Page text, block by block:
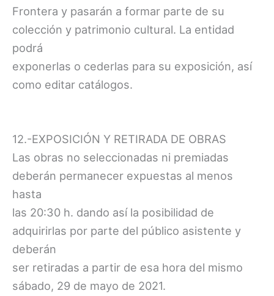
Frontera y pasarán a formar parte de su
colección y patrimonio cultural. La entidad
podrá
exponerlas o cederlas para su exposición, así
como editar catálogos.
12.-EXPOSICIÓN Y RETIRADA DE OBRAS
Las obras no seleccionadas ni premiadas
deberán permanecer expuestas al menos
hasta
las 20:30 h. dando así la posibilidad de
adquirirlas por parte del público asistente y
deberán
ser retiradas a partir de esa hora del mismo
sábado, 29 de mayo de 2021.